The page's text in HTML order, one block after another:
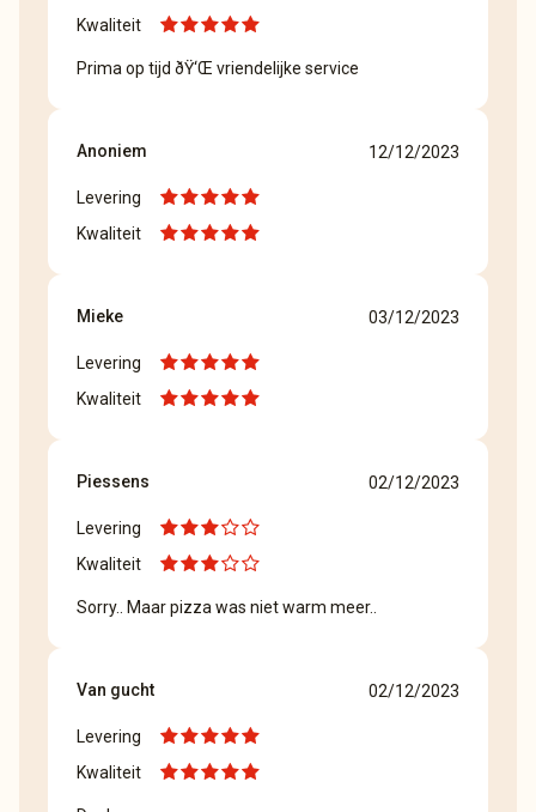
Kwaliteit
Prima op tijd ðŸ‘Œ vriendelijke service
Anoniem 12/12/2023
Levering
Kwaliteit
Mieke 03/12/2023
Levering
Kwaliteit
Piessens 02/12/2023
Levering
Kwaliteit
Sorry.. Maar pizza was niet warm meer..
Van gucht 02/12/2023
Levering
Kwaliteit